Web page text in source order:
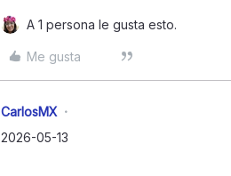
A 1 persona le gusta esto.
Me gusta
CarlosMX
2026-05-13